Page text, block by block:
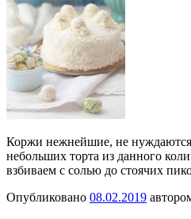
Коржи нежнейшие, не нуждаются
небольших торта из данного
взбиваем с солью до стоячих
Опубликовано 08.02.2019